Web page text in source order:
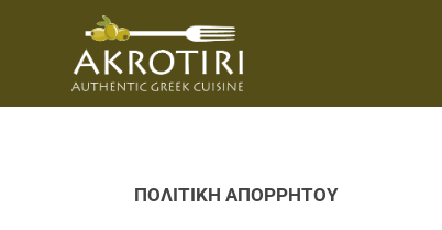
ΠΟΛΙΤΙΚΗ ΑΠΟΡΡΗΤΟΥ